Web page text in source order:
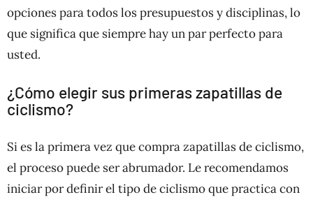
opciones para todos los presupuestos y disciplinas, lo
que significa que siempre hay un par perfecto para
usted.
¿Cómo elegir sus primeras zapatillas de
ciclismo?
Si es la primera vez que compra zapatillas de ciclismo,
el proceso puede ser abrumador. Le recomendamos
iniciar por definir el tipo de ciclismo que practica con